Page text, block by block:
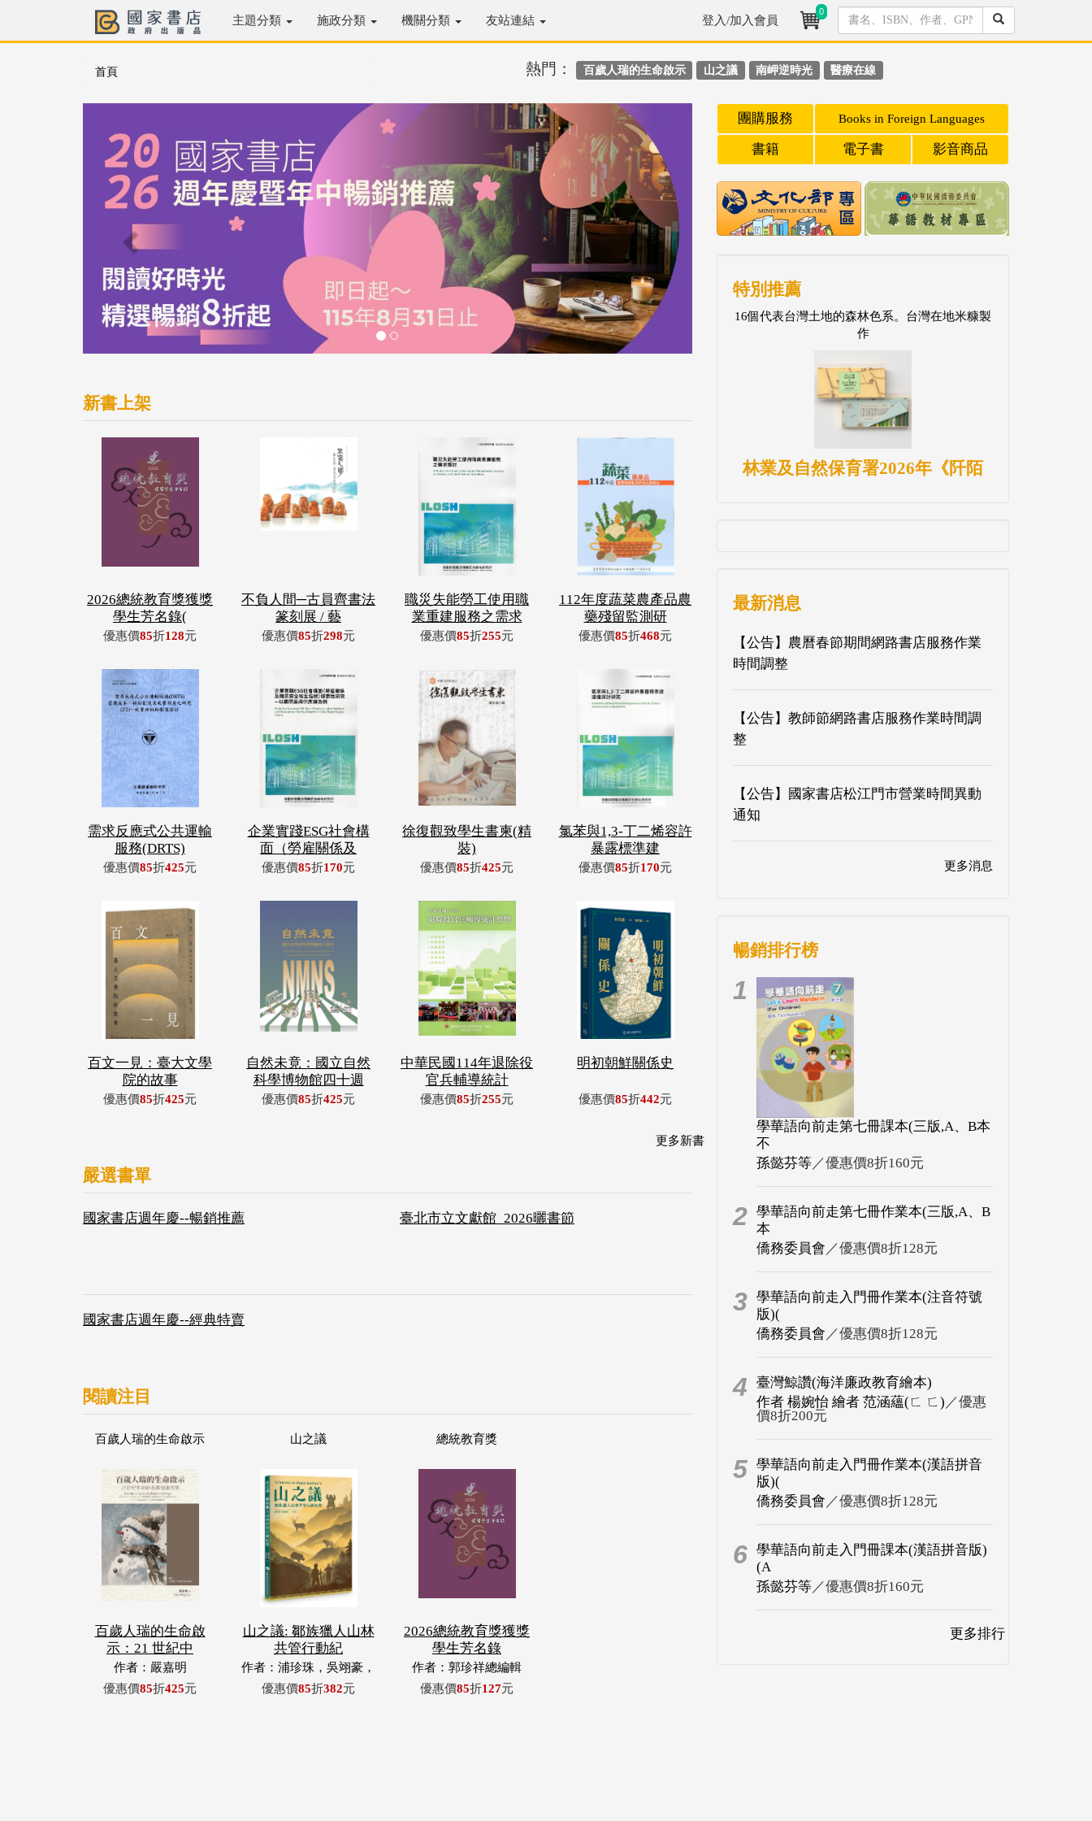
主題分類 施政分類 機關分類 友站連結 登入/加入會員
0
首頁 熱門： 百歲人瑞的生命啟示 山之議 南岬逆時光 醫療在線
新書上架
2026總統教育獎獲獎
學生芳名錄(
優惠價85折128元
不負人間─古員齊書法
篆刻展 / 藝
優惠價85折298元
職災失能勞工使用職
業重建服務之需求
優惠價85折255元
112年度蔬菜農產品農
藥殘留監測研
優惠價85折468元
需求反應式公共運輸
服務(DRTS)
優惠價85折425元
企業實踐ESG社會構
面（勞雇關係及
優惠價85折170元
徐復觀致學生書柬(精
裝)
優惠價85折425元
氯苯與1,3-丁二烯容許
暴露標準建
優惠價85折170元
百文一見：臺大文學
院的故事
優惠價85折425元
自然未竟：國立自然
科學博物館四十週
優惠價85折425元
中華民國114年退除役
官兵輔導統計
優惠價85折255元
明初朝鮮關係史
優惠價85折442元
更多新書
嚴選書單
國家書店週年慶--暢銷推薦 臺北市立文獻館_2026曬書節
國家書店週年慶--經典特賣
閱讀注目
百歲人瑞的生命啟示
百歲人瑞的生命啟
示：21 世紀中
作者：嚴嘉明
優惠價85折425元
山之議
山之議: 鄒族獵人山林
共管行動紀
作者：浦珍珠，吳翊豪，
呂翊齊，張惠東，許玉
優惠價85折382元
總統教育獎
2026總統教育獎獲獎
學生芳名錄
作者：郭珍祥總編輯
優惠價85折127元
團購服務 Books in Foreign Languages
書籍 電子書 影音商品
特別推薦
16個代表台灣土地的森林色系。台灣在地米糠製
作
林業及自然保育署2026年《阡陌
最新消息
【公告】農曆春節期間網路書店服務作業
時間調整
【公告】教師節網路書店服務作業時間調
整
【公告】國家書店松江門市營業時間異動
通知
更多消息
暢銷排行榜
1
學華語向前走第七冊課本(三版,A、B本
不
孫懿芬等／優惠價8折160元
2 學華語向前走第七冊作業本(三版,A、B
本
僑務委員會 ／優惠價8折128元
3 學華語向前走入門冊作業本(注音符號
版)(
僑務委員會 ／優惠價8折128元
4
臺灣鯨讚(海洋廉政教育繪本)
作者 楊婉怡 繪者 范涵蘊(ㄈ ㄈ) ／優惠
價8折200元
5 學華語向前走入門冊作業本(漢語拼音
版)(
僑務委員會 ／優惠價8折128元
6 學華語向前走入門冊課本(漢語拼音版)
(A
孫懿芬等／優惠價8折160元
更多排行